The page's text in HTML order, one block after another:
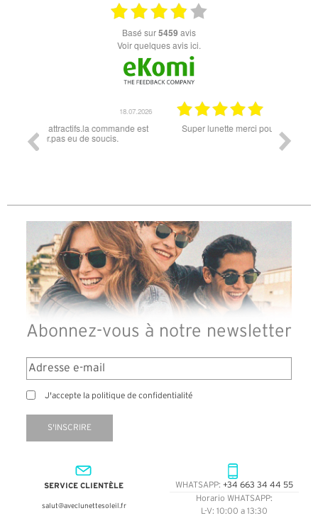
basé sur5459 avis
Voir quelques avis ici.
06.07.2026
Super lunette merci pour les lunettes pour l'éclipse
Abonnez-vous à notre newsletter
J'accepte la politique de confidentialité
S'INSCRIRE
SERVICE CLIENTÈLE
salut@aveclunettesoleil.fr
WHATSAPP: +34 663 34 44 55
Horario WHATSAPP:
L-V: 10:00 a 13:30